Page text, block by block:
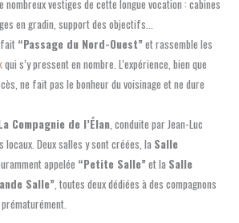
nombreux vestiges de cette longue vocation : cabines
en gradin, support des objectifs…
fait“Passage du Nord-Ouest”et rassemble les
qui s’y pressent en nombre. L’expérience, bien que
ne fait pas le bonheur du voisinage et ne dure
Compagnie de l’Élan , conduite par Jean-Luc
locaux. Deux salles y sont créées, la Salle
appelée “Petite Salle”et la Salle
Salle” , toutes deux dédiées à des compagnons